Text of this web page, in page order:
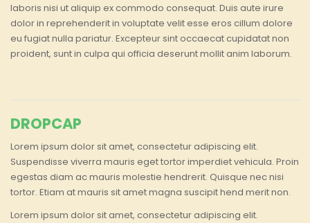
laboris nisi ut aliquip ex commodo consequat. Duis aute irure
dolor in reprehenderit in voluptate velit esse eros cillum dolore
eu fugiat nulla pariatur. Excepteur sint occaecat cupidatat non
proident, sunt in culpa qui officia deserunt mollit anim laborum.
DROPCAP
Lorem ipsum dolor sit amet, consectetur adipiscing elit.
Suspendisse viverra mauris eget tortor imperdiet vehicula. Proin
egestas diam ac mauris molestie hendrerit. Quisque nec nisi
tortor. Etiam at mauris sit amet magna suscipit hend merit non.
Lorem ipsum dolor sit amet, consectetur adipiscing elit.